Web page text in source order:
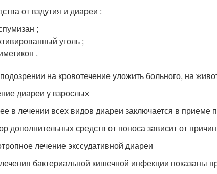
от вздутия и диареи :
;
уголь ;
.
на кровотечение уложить больного, на
диареи у взрослых
в лечении всех видов диареи заключается в приеме
дополнительных средств от поноса зависит от
лечение экссудативной диареи
бактериальной кишечной инфекции показаны